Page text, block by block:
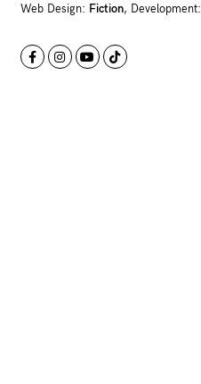
Web Design: Fiction, Development: